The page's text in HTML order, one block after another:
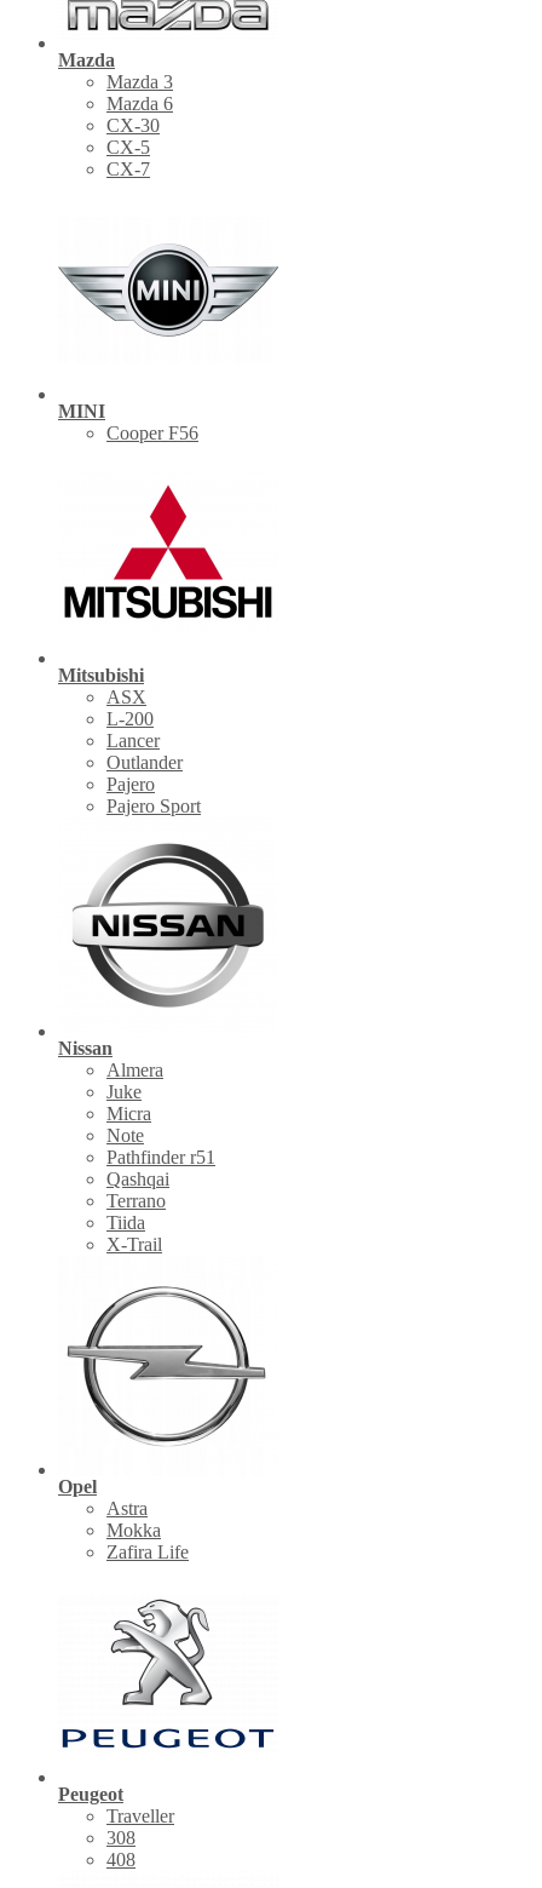
Mazda
Mazda 3
Mazda 6
CX-30
СХ-5
CX-7
MINI
Cooper F56
Mitsubishi
ASX
L-200
Lancer
Outlander
Pajero
Pajero Sport
Nissan
Almera
Juke
Micra
Note
Pathfinder r51
Qashqai
Terrano
Tiida
X-Trail
Opel
Astra
Mokka
Zafira Life
Peugeot
Traveller
308
408